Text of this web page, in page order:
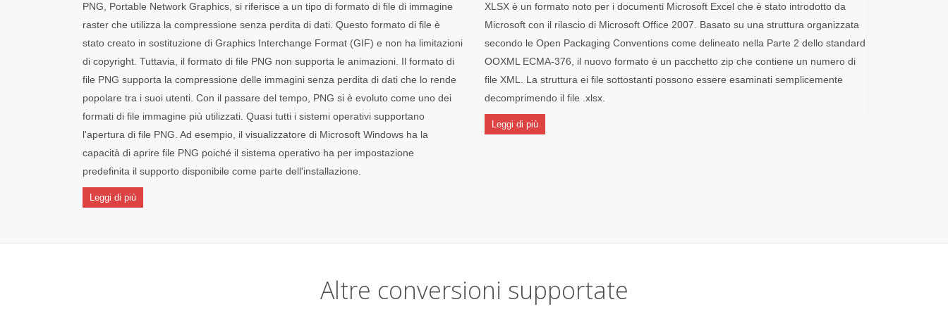
PNG, Portable Network Graphics, si riferisce a un tipo di formato di file di immagine
raster che utilizza la compressione senza perdita di dati. Questo formato di file è
stato creato in sostituzione di Graphics Interchange Format (GIF) e non ha limitazioni
di copyright. Tuttavia, il formato di file PNG non supporta le animazioni. Il formato di
file PNG supporta la compressione delle immagini senza perdita di dati che lo rende
popolare tra i suoi utenti. Con il passare del tempo, PNG si è evoluto come uno dei
formati di file immagine più utilizzati. Quasi tutti i sistemi operativi supportano
l'apertura di file PNG. Ad esempio, il visualizzatore di Microsoft Windows ha la
capacità di aprire file PNG poiché il sistema operativo ha per impostazione
predefinita il supporto disponibile come parte dell'installazione.
Leggi di più
XLSX è un formato noto per i documenti Microsoft Excel che è stato introdotto da
Microsoft con il rilascio di Microsoft Office 2007. Basato su una struttura organizzata
secondo le Open Packaging Conventions come delineato nella Parte 2 dello standard
OOXML ECMA-376, il nuovo formato è un pacchetto zip che contiene un numero di
file XML. La struttura ei file sottostanti possono essere esaminati semplicemente
decomprimendo il file .xlsx.
Leggi di più
Altre conversioni supportate